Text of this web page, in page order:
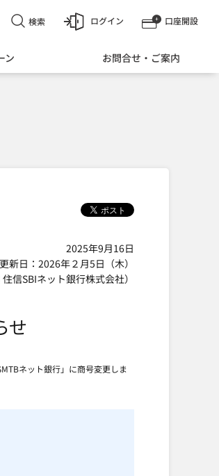
口座開設
ログイン
ン お問合せ・ご案内
検索
2025年9月16日
新日：2026年２月5日（木）
信SBIネット銀行株式会社）
せ
ネット銀行」に商号変更しま